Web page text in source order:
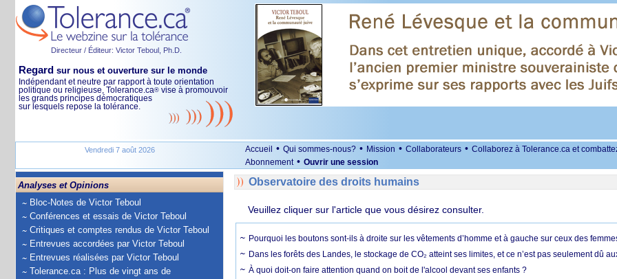
Directeur / Éditeur: Victor Teboul, Ph.D.
Regard sur nous et ouverture sur le monde
Indépendant et neutre par rapport à toute orientation
politique ou religieuse, Tolerance.ca® vise à promouvoir
les grands principes démocratiques
sur lesquels repose la tolérance.
Vendredi 7 août 2026 Accueil • Qui sommes-nous? • Mission • Collaborateurs • Collaborez à Tolerance.ca et
Abonnement • Ouvrir une session
Analyses et Opinions
Bloc-Notes de Victor Teboul
Conférences et essais de Victor Teboul
Critiques et comptes rendus de Victor Teboul
Entrevues accordées par Victor Teboul
Entrevues réalisées par Victor Teboul
Tolerance.ca : Plus de vingt ans de
Observatoire des droits humains
Veuillez cliquer sur l'article que vous désirez consulter.
Pourquoi les boutons sont-ils à droite sur les vêtements d’homme et à gauche sur ceux des
Dans les forêts des Landes, le stockage de CO₂ atteint ses limites, et ce n’est pas seulement dû
À quoi doit-on faire attention quand on boit de l'alcool devant ses enfants ?